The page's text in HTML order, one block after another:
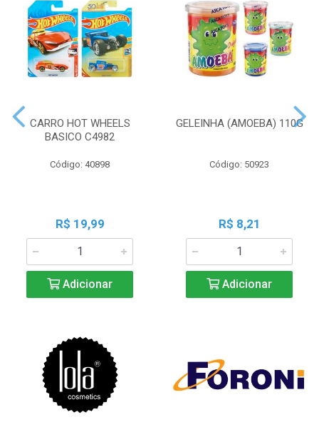
CARRO HOT WHEELS
BASICO C4982
Código: 40898
R$ 19,99
Adicionar
GELEINHA (AMOEBA) 110G
Código: 50923
R$ 8,21
Adicionar